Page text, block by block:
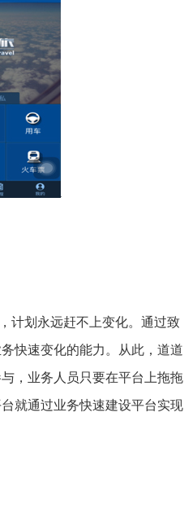
计划永远赶不上变化。通过致
快速变化的能力。从此，道道
，业务人员只要在平台上拖拖
就通过业务快速建设平台实现